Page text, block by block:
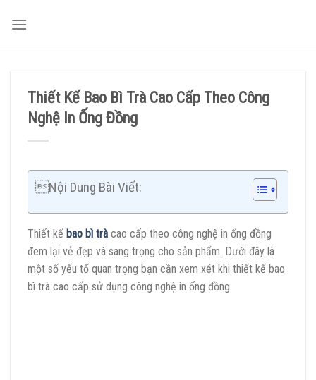
Thiết Kế Bao Bì Trà Cao Cấp Theo Công
Nghệ In Ống Đồng
Nội Dung Bài Viết:
Thiết kế bao bì trà cao cấp theo công nghệ in ống đồng
đem lại vẻ đẹp và sang trọng cho sản phẩm. Dưới đây là
một số yếu tố quan trọng bạn cần xem xét khi thiết kế bao
bì trà cao cấp sử dụng công nghệ in ống đồng